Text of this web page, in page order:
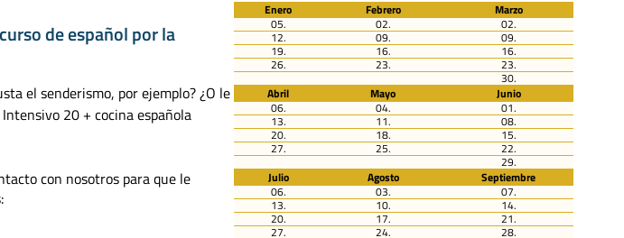
de español por la
el senderismo, por ejemplo? ¿O le
20 + cocina española
con nosotros para que le
Enero Febrero
Marzo
05.
02. 02.
12. 09. 09.
19. 16. 16.
26. 23. 23.
30.
Abril
Mayo
Junio
06.
04. 01.
13. 11. 08.
20. 18. 15.
27. 25. 22.
29.
Julio
Agosto
Septiembre
06.
03. 07.
13. 10. 14.
20. 17. 21.
27. 24. 28.